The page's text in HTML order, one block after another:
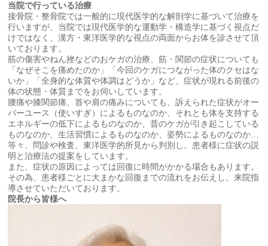
当院で行っている治療
接骨院・整骨院では一般的に現代医学的な解剖学に基づいて治療を
行いますが、当院では現代医学的な運動学・構造学に基づく視点だ
けではなく、漢方・東洋医学的な視点の両面からお体を診させて頂
いております。
筋の傷害やねん挫などのおケガの治療、筋・関節の症状についても
「なぜそこを痛めたのか」「今回のケガにつながった体のクセはな
いか」「全身的な体質や体調はどうか」など、症状が現れる前後の
体の状態・体質までをお伺いしています。
腰痛や膝関節痛、首や肩の痛みについても、訴えられた症状がオー
バーユース（使いすぎ）によるものなのか、それとも体を支持する
エネルギーの低下によるものなのか、昔のケガが引き起こしている
ものなのか、生活習慣によるものなのか、姿勢によるものなのか…
等々、問診や検査、東洋医学的所見から判別し、患者様に症状の説
明と治療法の提案をしています。
また、症状の原因によっては回復に時間がかかる場合もあります。
その為、患者様ごとに大まかな回復までの流れをお伝えし、来院指
導させていただいております。
院長から皆様へ